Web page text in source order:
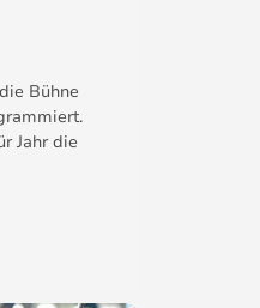
Bühne
Jahr die